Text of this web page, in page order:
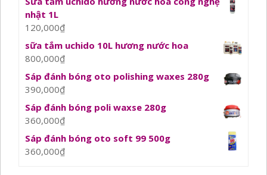
nhật 1L
120,000₫
sữa tắm uchido 10L hương nước hoa
800,000₫
Sáp đánh bóng oto polishing waxes 280g
390,000₫
Sáp đánh bóng poli waxse 280g
360,000₫
Sáp đánh bóng oto soft 99 500g
360,000₫